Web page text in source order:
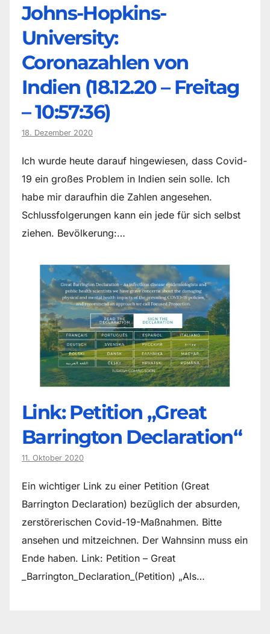
Johns-Hopkins-
University:
Coronazahlen von
Indien (18.12.20 – Freitag
– 10:57:36)
18. Dezember 2020
Ich wurde heute darauf hingewiesen, dass Covid-
19 ein großes Problem in Indien sein solle. Ich
habe mir daraufhin die Zahlen angesehen.
Schlussfolgerungen kann ein jede für sich selbst
ziehen. Bevölkerung:…
Link: Petition „Great
Barrington Declaration“
11. Oktober 2020
Ein wichtiger Link zu einer Petition (Great
Barrington Declaration) bezüglich der absurden,
zerstörerischen Covid-19-Maßnahmen. Bitte
ansehen und mitzeichnen. Der Wahnsinn muss ein
Ende haben. Link: Petition – Great
_Barrington_Declaration_(Petition) „Als…